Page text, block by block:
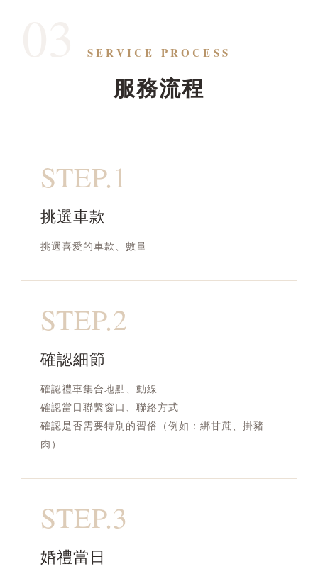
SERVICE PROCESS
服務流程
STEP.1
挑選車款
挑選喜愛的車款、數量
STEP.2
確認細節
確認禮車集合地點、動線
確認當日聯繫窗口、聯絡方式
確認是否需要特別的習俗（例如：綁甘蔗、掛豬
肉）
STEP.3
婚禮當日